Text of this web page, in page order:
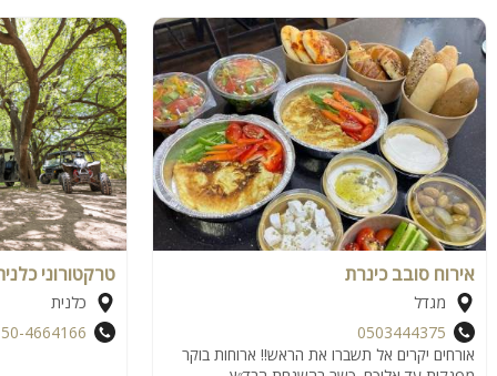
אירוח סובב כינרת
מגדל
0503444375
אורחים יקרים אל תשברו את הראש!! ארוחות בוקר
טרקטורוני
כלנית
4664166